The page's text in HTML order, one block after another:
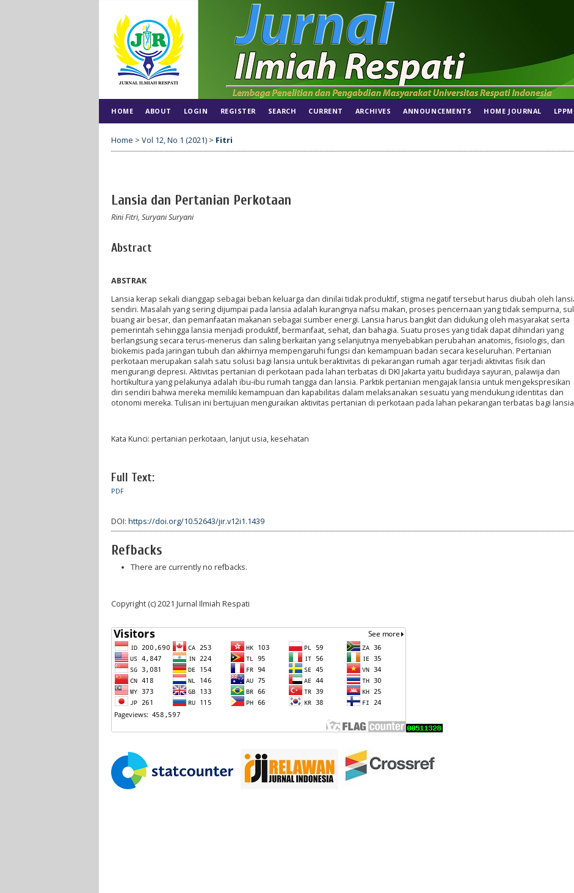
HOME ABOUT LOGIN REGISTER SEARCH CURRENT ARCHIVES ANNOUNCEMENTS HOME JOURNAL LPPM
Home > Vol 12, No 1 (2021) > Fitri
Lansia dan Pertanian Perkotaan
Rini Fitri, Suryani Suryani
Abstract
ABSTRAK
Lansia kerap sekali dianggap sebagai beban keluarga dan dinilai tidak produktif, stigma negatif tersebut harus diubah oleh
sendiri. Masalah yang sering dijumpai pada lansia adalah kurangnya nafsu makan, proses pencernaan yang tidak sempurna,
buang air besar, dan pemanfaatan makanan sebagai sumber energi. Lansia harus bangkit dan didukung oleh masyarakat serta
pemerintah sehingga lansia menjadi produktif, bermanfaat, sehat, dan bahagia. Suatu proses yang tidak dapat dihindari yang
berlangsung secara terus-menerus dan saling berkaitan yang selanjutnya menyebabkan perubahan anatomis, fisiologis, dan
biokemis pada jaringan tubuh dan akhirnya mempengaruhi fungsi dan kemampuan badan secara keseluruhan. Pertanian
perkotaan merupakan salah satu solusi bagi lansia untuk beraktivitas di pekarangan rumah agar terjadi aktivitas fisik dan
mengurangi depresi. Aktivitas pertanian di perkotaan pada lahan terbatas di DKI Jakarta yaitu budidaya sayuran, palawija dan
hortikultura yang pelakunya adalah ibu-ibu rumah tangga dan lansia. Parktik pertanian mengajak lansia untuk mengekspresikan
diri sendiri bahwa mereka memiliki kemampuan dan kapabilitas dalam melaksanakan sesuatu yang mendukung identitas dan
otonomi mereka. Tulisan ini bertujuan menguraikan aktivitas pertanian di perkotaan pada lahan pekarangan terbatas bagi
Kata Kunci: pertanian perkotaan, lanjut usia, kesehatan
Full Text:
PDF
DOI: https://doi.org/10.52643/jir.v12i1.1439
Refbacks
There are currently no refbacks.
Copyright (c) 2021 Jurnal Ilmiah Respati